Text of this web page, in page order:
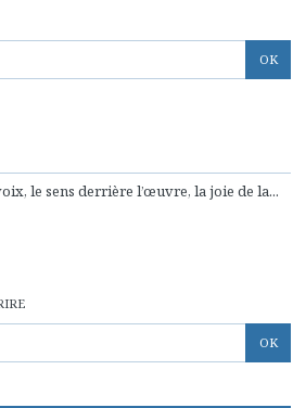
le sens derrière l’œuvre, la joie de la...